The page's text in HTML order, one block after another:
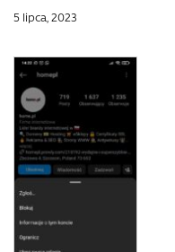
5 lipca, 2023